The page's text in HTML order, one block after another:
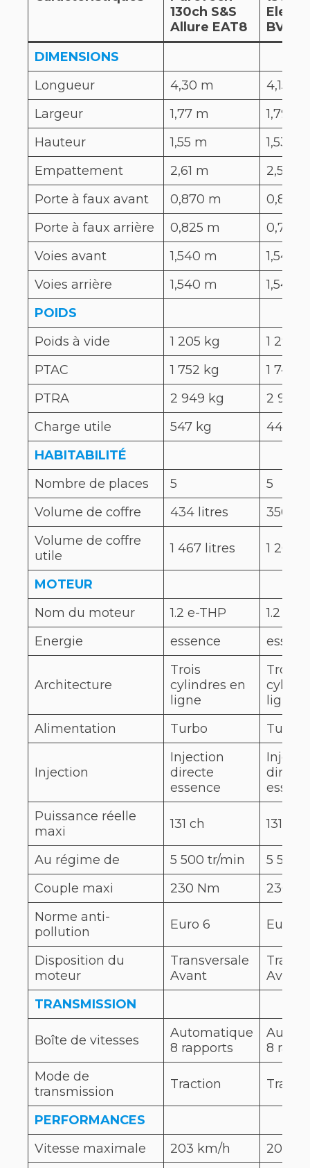
130ch S&S
Allure EAT8
BVA8
DIMENSIONS
Longueur
4,30 m
4,15 m
Largeur
1,77 m
1,79 m
Hauteur
1,55 m
1,53 m
Empattement
2,61 m
2,56 m
Porte à faux avant
0,870 m
0,881
Porte à faux arrière
0,825 m
0,712
Voies avant
1,540 m
1,548
Voies arrière
1,540 m
1,548
POIDS
Poids à vide
1 205 kg
1 295
PTAC
1 752 kg
1 740
PTRA
2 949 kg
2 940
Charge utile
547 kg
445 kg
HABITABILITÉ
Nombre de places
5
5
Volume de coffre
434 litres
350
Volume de coffre
utile
1 467 litres 1 205
MOTEUR
Nom du moteur
1.2 e-THP
1.2
Energie
essence
Architecture
Trois
cylindres en
ligne
Trois
ligne
Alimentation
Turbo Turbo
Injection
Injection
directe
essence
directe
Puissance réelle
maxi
131 ch 131 ch
Au régime de 5 500 tr/min
5 500
Couple maxi
230 Nm
230
Norme anti-
pollution
Euro 6 Euro 6
Disposition du
moteur
Transversale
Avant
Avant
TRANSMISSION
Boîte de vitesses
Automatique
8 rapports
8
Mode de
transmission
Traction
PERFORMANCES
Vitesse maximale
203 km/h
200